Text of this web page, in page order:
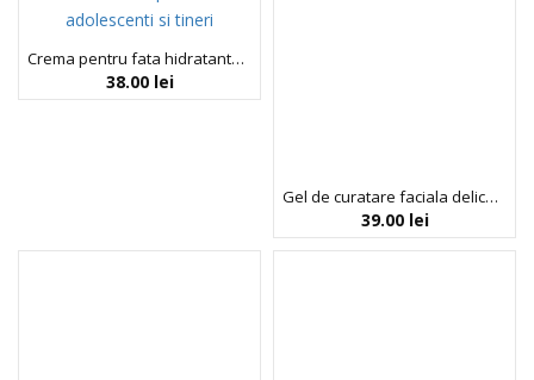
Crema pentru fata hidratanta pentru adolescenti si tineri, BeYoutiful, 50 ml
38.00 lei
Gel de curatare faciala delicat pentru adolescenti si tineri, BeYoutiful, 150 ml
39.00 lei